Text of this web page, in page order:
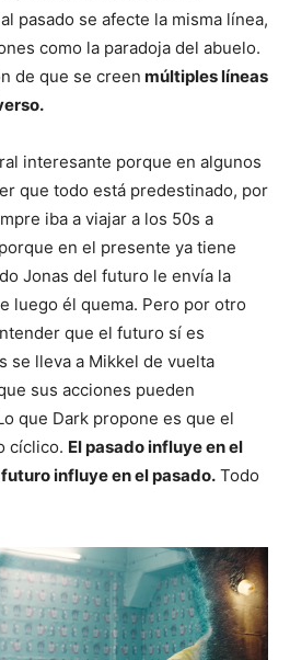
pasado se afecte la misma línea,
como la paradoja del abuelo.
de que se creen múltiples líneas
interesante porque en algunos
que todo está predestinado, por
iba a viajar a los 50s a
en el presente ya tiene
Jonas del futuro le envía la
luego él quema. Pero por otro
que el futuro sí es
se lleva a Mikkel de vuelta
sus acciones pueden
que Dark propone es que el
cíclico. El pasado influye en el
influye en el pasado. Todo